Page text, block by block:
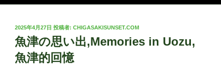
投
稿
日:
2025年4月27日 投稿者: CHIGASAKISUNSET.COM
魚津の思い出,Memories in Uozu,
魚津的回憶